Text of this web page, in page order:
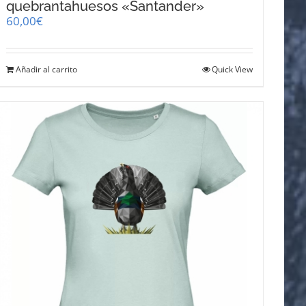
quebrantahuesos «Santander»
60,00€
Añadir al carrito Quick View